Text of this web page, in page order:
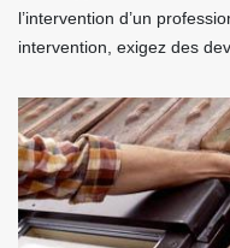
l’intervention d’un
intervention, exigez des